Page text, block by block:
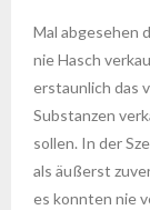
Mal abgesehen
nie Hasch
erstaunlich das
Substanzen
sollen. In der
als äußerst
es konnten nie